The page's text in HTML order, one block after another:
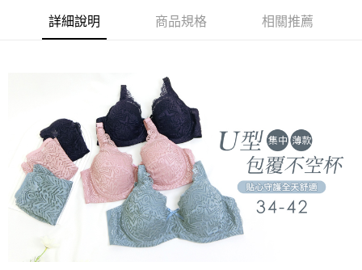
1.分期款項不併入電信帳單，「大哥付你分期」於每月結算日後寄送繳費提
醒簡訊。
2.透過簡訊連結打開帳單後，可選擇「超商條碼／台灣大直營門市／銀行轉
1.本服務係由「台灣大哥大股份有限公司」（以下簡稱本公司）所提供，讓
用戶於交易時，得透過本服務購買商品或服務，並由商店將買賣／分期付款
買賣價金債權讓與本公司後，依約使用本公司帳單繳交帳款。
2.基於同意付款使用「大哥付你分期」之契約關係目的，商店將以您的個人
資料（包含姓名、電話或地址）提供予台灣大哥大進項蒐集、處理及利用，
由本公司與您本人進行分期帳單所需資料之確認、核對及更正。
3.完整用戶服務條款，請詳閱以下連結：https://oppay.tw/userRule
【「AFTEE先享後付」結帳流程】
３．收到繳費通知簡訊後14天內，點擊此簡訊中的連結，可透過四大超商／
ATM／網路銀行／等多元方式進行付款，方視為交易完成。
※ 請注意：結帳手續完成當下不需立刻繳費，但若您需要取消訂單，請聯絡
購買商品的店家。未經商家同意取消之訂單仍視為有效，需透過AFTEE先享
後付繳納相關費用。
※ 交易是否成功請以「AFTEE先享後付 」之結帳頁面顯示為準，若有關於
是否繳費成功／繳費後需取消欲退款等相關疑問，請聯繫「AFTEE先享後付
客戶支援中心」https://netprotections.freshdesk.com/support/home
【注意事項】
１．透過由恩沛科技股份有限公司提供之「AFTEE先享後付」服務完成之交
易，需依本服務之必要範圍內提供個人資料，並將交易相關給付款項請求債
權轉讓予恩沛科技股份有限公司。
每筆NT$80，滿NT$499(含以上)免運費
付款後全家取貨
每筆NT$80，滿NT$499(含以上)免運費
萊爾富取貨付款
每筆NT$80，滿NT$799(含以上)免運費
每筆NT$80，滿NT$799(含以上)免運費
詳細說明 商品規格 相關推薦